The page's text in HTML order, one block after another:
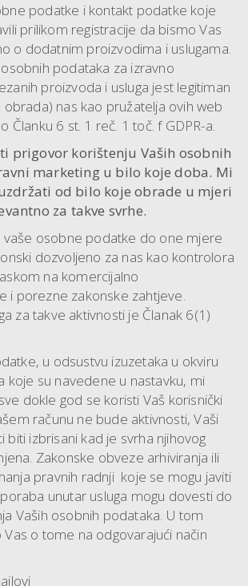
podatke i kontakt podatke koje
prilikom registracije da bismo Vas
o dodatnim proizvodima i uslugama.
podataka za izravno
proizvoda i usluga jest legitiman
nas kao pružatelja ovih web
Članku 6 st. 1 reč. 1 toč. f GDPR-a.
prigovor korištenju Vaših osobnih
marketing u bilo koje doba. Mi
od bilo koje obrade u mjeri
za takve svrhe.
osobne podatke do one mjere
dozvoljeno za nas kao kontrolora
na komercijalno
i porezne zakonske zahtjeve.
za takve aktivnosti je Članak 6(1)
u odsustvu izuzetaka u okviru
koje su navedene u nastavku, mi
dokle god se koristi Vaš korisnički
računu ne bude aktivnosti, Vaši
biti izbrisani kad je svrha njihovog
Zakonske obveze arhiviranja ili
pravnih radnji koje se mogu javiti
unutar usluga mogu dovesti do
Vaših osobnih podataka. U tom
o tome na odgovarajući način